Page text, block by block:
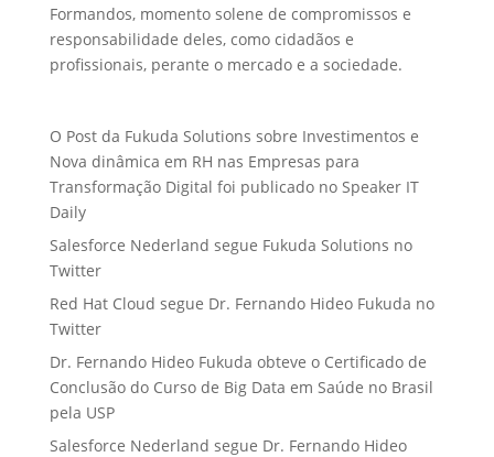
Formandos, momento solene de compromissos e
responsabilidade deles, como cidadãos e
profissionais, perante o mercado e a sociedade.
O Post da Fukuda Solutions sobre Investimentos e
Nova dinâmica em RH nas Empresas para
Transformação Digital foi publicado no Speaker IT
Daily
Salesforce Nederland segue Fukuda Solutions no
Twitter
Red Hat Cloud segue Dr. Fernando Hideo Fukuda no
Twitter
Dr. Fernando Hideo Fukuda obteve o Certificado de
Conclusão do Curso de Big Data em Saúde no Brasil
pela USP
Salesforce Nederland segue Dr. Fernando Hideo